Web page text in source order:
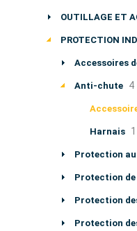
OUTILLAGE ET
PROTECTION
Accessoires
Anti-chute 4
Harnais 1
Protection
Protection
Protection
Protection